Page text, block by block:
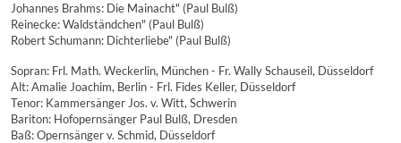
Johannes Brahms: Die Mainacht" (Paul Bulß)
Reinecke: Waldständchen" (Paul Bulß)
Robert Schumann: Dichterliebe" (Paul Bulß)
Sopran: Frl. Math. Weckerlin, München - Fr. Wally Schauseil, Düsseldorf
Alt: Amalie Joachim, Berlin - Frl. Fides Keller, Düsseldorf
Tenor: Kammersänger Jos. v. Witt, Schwerin
Bariton: Hofopernsänger Paul Bulß, Dresden
Baß: Opernsänger v. Schmid, Düsseldorf